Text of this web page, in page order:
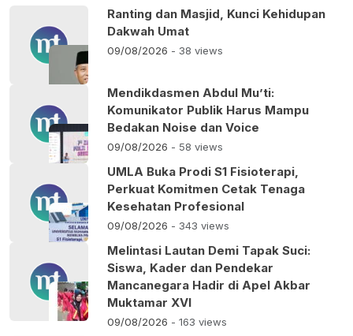
Ranting dan Masjid, Kunci Kehidupan
Dakwah Umat
09/08/2026 - 38 views
Mendikdasmen Abdul Mu’ti:
Komunikator Publik Harus Mampu
Bedakan Noise dan Voice
09/08/2026 - 58 views
UMLA Buka Prodi S1 Fisioterapi,
Perkuat Komitmen Cetak Tenaga
Kesehatan Profesional
09/08/2026 - 343 views
Melintasi Lautan Demi Tapak Suci:
Siswa, Kader dan Pendekar
Mancanegara Hadir di Apel Akbar
Muktamar XVI
09/08/2026 - 163 views